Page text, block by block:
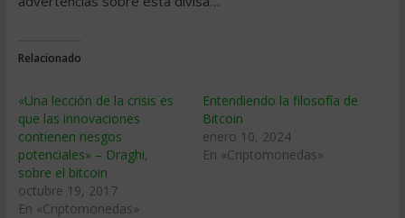
Relacionado
«Una lección de la crisis es
que las innovaciones
contienen riesgos
potenciales» – Draghi,
sobre el bitcoin
octubre 19, 2017
En «Criptomonedas»
Entendiendo la filosofía de
Bitcoin
enero 10, 2024
En «Criptomonedas»